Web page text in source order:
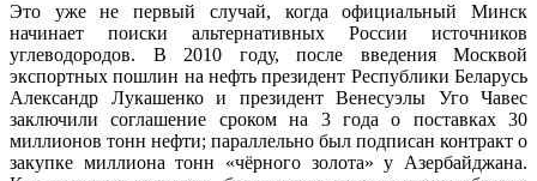
Это уже не первый случай, когда официальный Минск
начинает поиски альтернативных России источников
углеводородов. В 2010 году, после введения Москвой
экспортных пошлин на нефть президент Республики Беларусь
Александр Лукашенко и президент Венесуэлы Уго Чавес
заключили соглашение сроком на 3 года о поставках 30
миллионов тонн нефти; параллельно был подписан контракт о
закупке миллиона тонн «чёрного золота» у Азербайджана.